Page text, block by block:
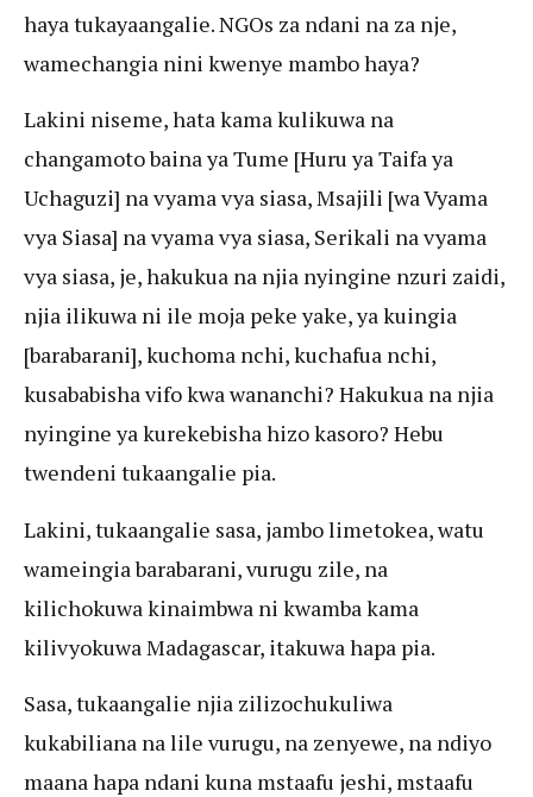
haya tukayaangalie. NGOs za ndani na za nje,
wamechangia nini kwenye mambo haya?
Lakini niseme, hata kama kulikuwa na
changamoto baina ya Tume [Huru ya Taifa ya
Uchaguzi] na vyama vya siasa, Msajili [wa Vyama
vya Siasa] na vyama vya siasa, Serikali na vyama
vya siasa, je, hakukua na njia nyingine nzuri zaidi,
njia ilikuwa ni ile moja peke yake, ya kuingia
[barabarani], kuchoma nchi, kuchafua nchi,
kusababisha vifo kwa wananchi? Hakukua na njia
nyingine ya kurekebisha hizo kasoro? Hebu
twendeni tukaangalie pia.
Lakini, tukaangalie sasa, jambo limetokea, watu
wameingia barabarani, vurugu zile, na
kilichokuwa kinaimbwa ni kwamba kama
kilivyokuwa Madagascar, itakuwa hapa pia.
Sasa, tukaangalie njia zilizochukuliwa
kukabiliana na lile vurugu, na zenyewe, na ndiyo
maana hapa ndani kuna mstaafu jeshi, mstaafu